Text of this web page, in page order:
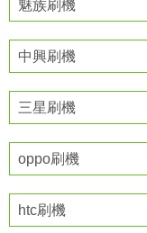
魅族刷機
中興刷機
三星刷機
oppo刷機
htc刷機